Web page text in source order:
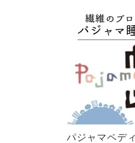
パジャマペデ